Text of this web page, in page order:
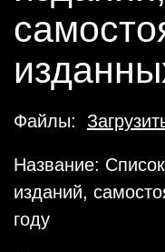
Файлы:
Название:
изданий,
году